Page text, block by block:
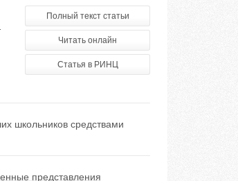
Полный текст статьи
Читать онлайн
Статья в РИНЦ
школьников средствами
представления